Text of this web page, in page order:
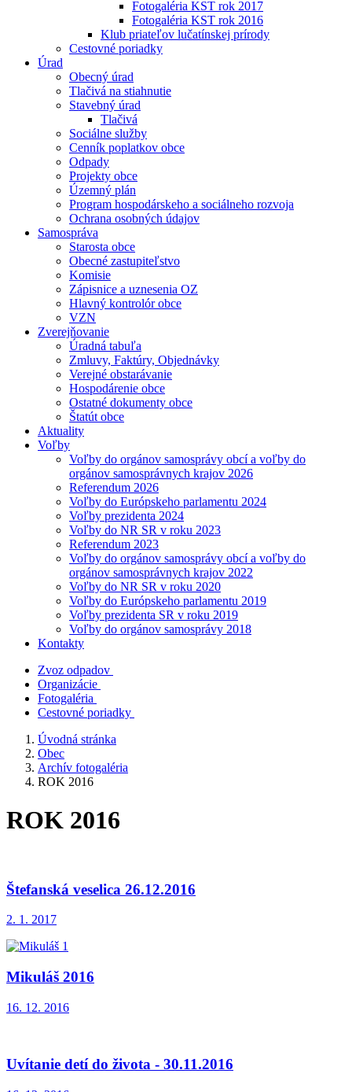
Fotogaléria KST rok 2017
Fotogaléria KST rok 2016
Klub priateľov lučatínskej prírody
Cestovné poriadky
Úrad
Obecný úrad
Tlačivá na stiahnutie
Stavebný úrad
Tlačivá
Sociálne služby
Cenník poplatkov obce
Odpady
Projekty obce
Územný plán
Program hospodárskeho a sociálneho rozvoja
Ochrana osobných údajov
Samospráva
Starosta obce
Obecné zastupiteľstvo
Komisie
Zápisnice a uznesenia OZ
Hlavný kontrolór obce
VZN
Zverejňovanie
Úradná tabuľa
Zmluvy, Faktúry, Objednávky
Verejné obstarávanie
Hospodárenie obce
Ostatné dokumenty obce
Štatút obce
Aktuality
Voľby
Voľby do orgánov samosprávy obcí a voľby do
orgánov samosprávnych krajov 2026
Referendum 2026
Voľby do Európskeho parlamentu 2024
Voľby prezidenta 2024
Voľby do NR SR v roku 2023
Referendum 2023
Voľby do orgánov samosprávy obcí a voľby do
orgánov samosprávnych krajov 2022
Voľby do NR SR v roku 2020
Voľby do Európskeho parlamentu 2019
Voľby prezidenta SR v roku 2019
Voľby do orgánov samosprávy 2018
Kontakty
Zvoz odpadov
Organizácie
Fotogaléria
Cestovné poriadky
Úvodná stránka
Obec
Archív fotogaléria
ROK 2016
ROK 2016
Štefanská veselica 26.12.2016
2. 1. 2017
Mikuláš 2016
16. 12. 2016
Uvítanie detí do života - 30.11.2016